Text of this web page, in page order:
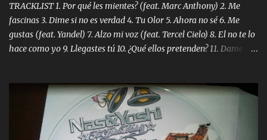
TRACKLIST 1. Por qué les mientes? (feat. Marc Anthony) 2. Me
fascinas 3. Dime si no es verdad 4. Tu Olor 5. Ahora no sé 6. Me
gustas (feat. Yandel) 7. Alzo mi voz (feat. Tercel Cielo) 8. El no te lo
hace como yo 9. Llegastes tú 10. ¿Qué ellos pretenden? 11. Dame la
Digital Booklet – Invicto ----------------------------- Nota:
Album proposto al massimo della qualità in formato iTunes Plus
AAC M4A; comprato su iTunes e a disposizione vostra per il
download. REGGAETON ITALIA Nosotros Somos Los Del